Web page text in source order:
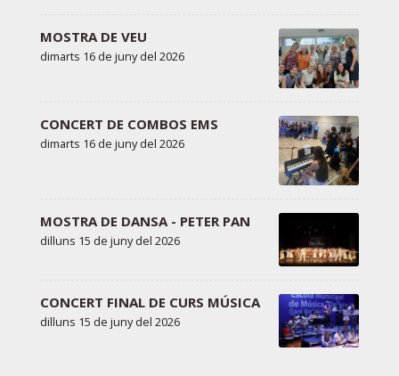
MOSTRA DE VEU
dimarts 16 de juny del 2026
CONCERT DE COMBOS EMS
dimarts 16 de juny del 2026
MOSTRA DE DANSA - PETER PAN
dilluns 15 de juny del 2026
CONCERT FINAL DE CURS MÚSICA
dilluns 15 de juny del 2026